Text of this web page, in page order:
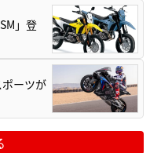
」登
ーツが